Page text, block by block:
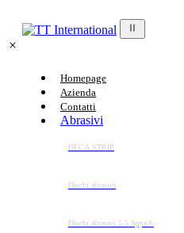
Homepage
Azienda
Contatti
Abrasivi
DECA STRIP
Dischi abrasivi
Dischi abrasivi 5.5 Spyn®